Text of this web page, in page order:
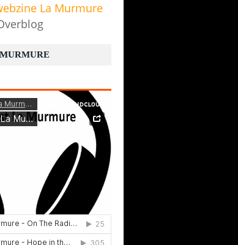
La Murmure